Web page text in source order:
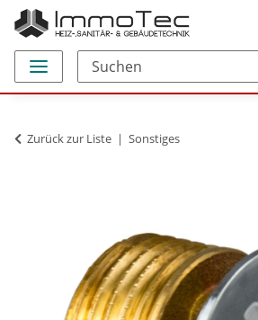
Zurück zur Liste Sonstiges